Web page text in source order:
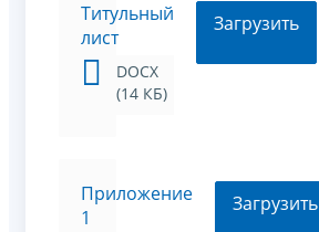
Титульный
лист
DOCX
(14 КБ)
Загрузить
Приложение
1
Загрузить